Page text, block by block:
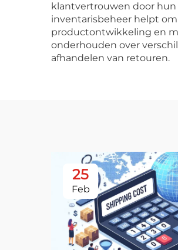
klantvertrouwen door
inventarisbeheer helpt
productontwikkeling en
onderhouden over
afhandelen van retouren.
25
Feb